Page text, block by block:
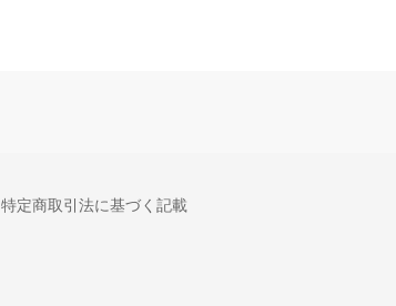
特定商取引法に基づく記載